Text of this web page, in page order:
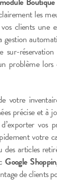
les
clients une
sur-
problème
votre
précise et à
vos
votre
des articles
Google
de clients